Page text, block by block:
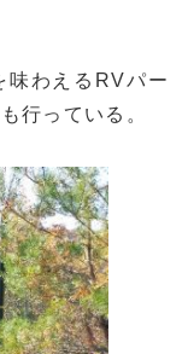
味わえるRVパー
行っている。